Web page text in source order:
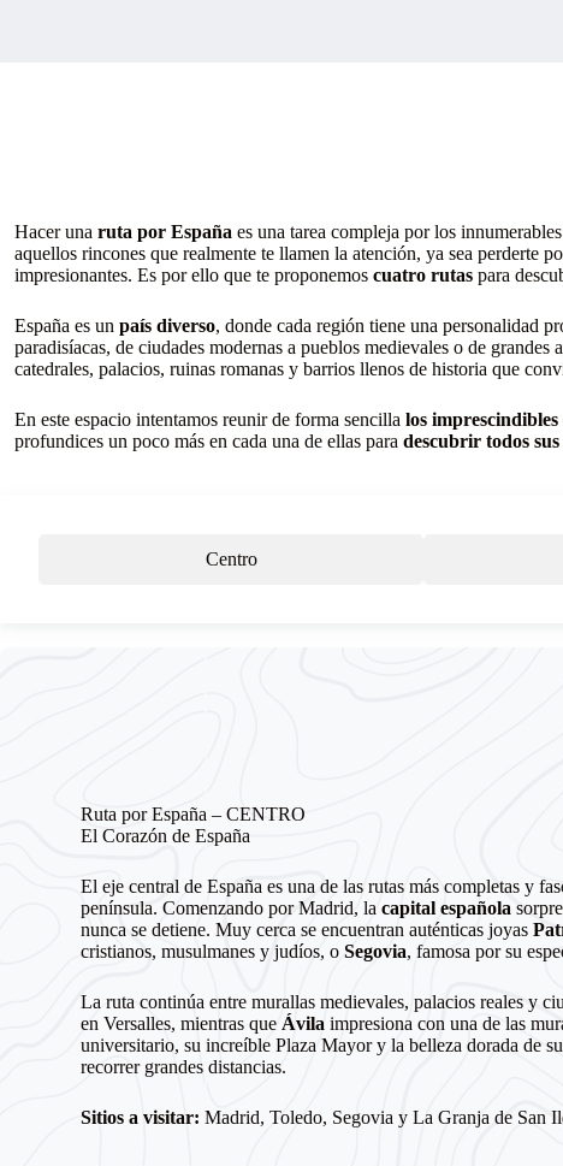
Hacer una ruta por España es una tarea compleja por los
aquellos rincones que realmente te llamen la atención, ya sea perderte
impresionantes. Es por ello que te proponemos cuatro rutas para
España es un país diverso, donde cada región tiene una personalidad
paradisíacas, de ciudades modernas a pueblos medievales o de
catedrales, palacios, ruinas romanas y barrios llenos de historia que
En este espacio intentamos reunir de forma sencilla los imprescindibles
profundices un poco más en cada una de ellas para descubrir todos
Centro
Ruta por España – CENTRO
El Corazón de España
El eje central de España es una de las rutas más completas y
península. Comenzando por Madrid, lacapital española
nunca se detiene. Muy cerca se encuentran auténticas joyas
cristianos, musulmanes y judíos, oSegovia, famosa por su
La ruta continúa entre murallas medievales, palacios reales y
en Versalles, mientras que Ávila impresiona con una de las
universitario, su increíble Plaza Mayor y la belleza dorada de
recorrer grandes distancias.
Sitios a visitar: Madrid, Toledo, Segovia y La Granja de San